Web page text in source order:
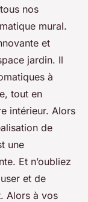
nos
mural.
et
jardin. Il
à
tout en
intérieur. Alors
de
une
Et n’oubliez
et de
Alors à vos